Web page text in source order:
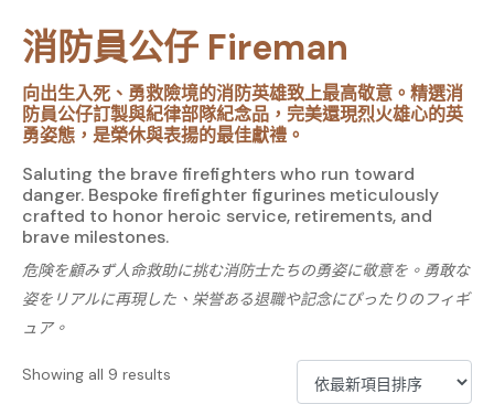
消防員公仔 Fireman
向出生入死、勇救險境的消防英雄致上最高敬意。精選消
防員公仔訂製與紀律部隊紀念品，完美還現烈火雄心的英
勇姿態，是榮休與表揚的最佳獻禮。
Saluting the brave firefighters who run toward
danger. Bespoke firefighter figurines meticulously
crafted to honor heroic service, retirements, and
brave milestones.
危険を顧みず人命救助に挑む消防士たちの勇姿に敬意を。勇敢な
姿をリアルに再現した、栄誉ある退職や記念にぴったりのフィギ
ュア。
Showing all 9 results